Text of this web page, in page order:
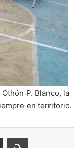
P. Blanco, la
en territorio.
Compartir por correo electrónicoImprimir